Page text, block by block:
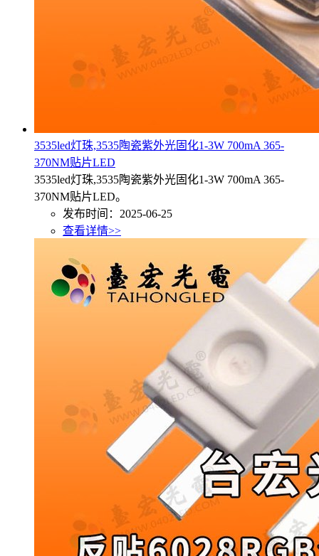
3535led灯珠,3535陶瓷紫外光固化1-3W 700mA 365-
370NM贴片LED
3535led灯珠,3535陶瓷紫外光固化1-3W 700mA 365-
370NM贴片LED。
发布时间：2025-06-25
查看详情>>